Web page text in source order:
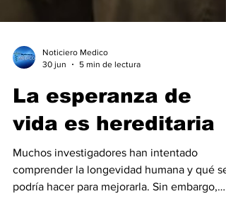
30 jun
5 min de lectura
La esperanza de